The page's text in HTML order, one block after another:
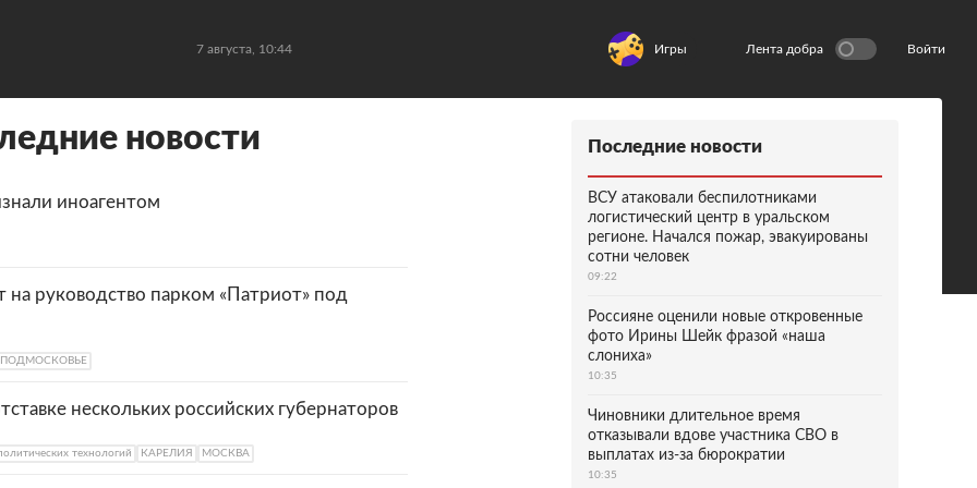
7 августа, 10:44 Игры Лента добра Войти
новости
иноагентом
руководство парком «Патриот» под
ПОДМОСКОВЬЕ
нескольких российских губернаторов
технологий КАРЕЛИЯ МОСКВА
Последние новости
ВСУ атаковали беспилотниками
логистический центр в уральском
регионе. Начался пожар, эвакуированы
сотни человек
09:22
Россияне оценили новые откровенные
фото Ирины Шейк фразой «наша
слониха»
10:35
Чиновники длительное время
отказывали вдове участника СВО в
выплатах из-за бюрократии
10:35